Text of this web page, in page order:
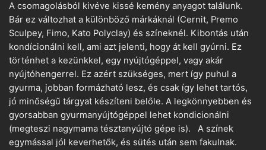
A csomagolásból kivéve kissé kemény anyagot találunk.
Bár ez változhat a különböző márkáknál (Cernit, Premo
Sculpey, Fimo, Kato Polyclay) és színeknél. Kibontás után
kondícionálni kell, ami azt jelenti, hogy át kell gyúrni. Ez
történhet a kezünkkel, egy nyújtógéppel, vagy akár
nyújtóhengerrel. Ez azért szükséges, mert így puhul a
gyurma, jobban formázható lesz, és csak így lehet tartós,
jó minőségű tárgyat készíteni belőle. A legkönnyebben és
gyorsabban gyurmanyújtógéppel lehet kondicionálni
(megteszi nagymama tésztanyújtó gépe is). A színek
egymással jól keverhetők, és sütés után sem fakulnak.